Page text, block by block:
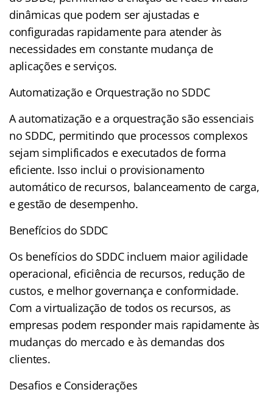
dinâmicas que podem ser ajustadas e
configuradas rapidamente para atender às
necessidades em constante mudança de
aplicações e serviços.
Automatização e Orquestração no SDDC
A automatização e a orquestração são essenciais
no SDDC, permitindo que processos complexos
sejam simplificados e executados de forma
eficiente. Isso inclui o provisionamento
automático de recursos, balanceamento de carga,
e gestão de desempenho.
Benefícios do SDDC
Os benefícios do SDDC incluem maior agilidade
operacional, eficiência de recursos, redução de
custos, e melhor governança e conformidade.
Com a virtualização de todos os recursos, as
empresas podem responder mais rapidamente às
mudanças do mercado e às demandas dos
clientes.
Desafios e Considerações